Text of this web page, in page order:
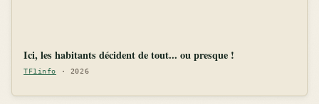
Ici, les habitants décident de tout... ou presque !
TF1info · 2026